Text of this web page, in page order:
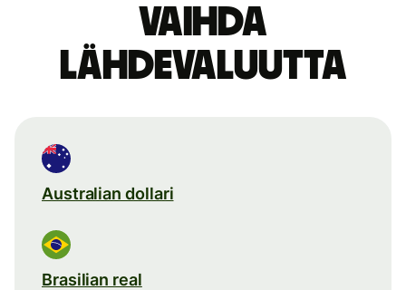
Vaihda
lähdevaluutta
Australian dollari
Brasilian real